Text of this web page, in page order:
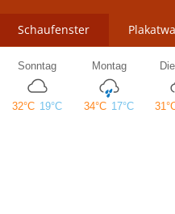
Schaufenster